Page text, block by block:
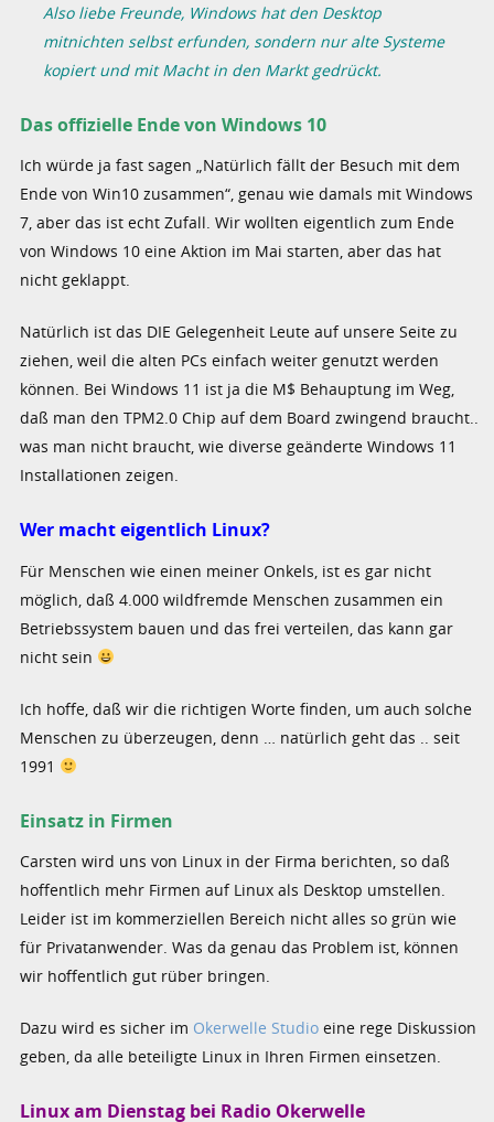
Also liebe Freunde, Windows hat den Desktop
mitnichten selbst erfunden, sondern nur alte Systeme
kopiert und mit Macht in den Markt gedrückt.
Das offizielle Ende von Windows 10
Ich würde ja fast sagen „Natürlich fällt der Besuch mit dem
Ende von Win10 zusammen“, genau wie damals mit Windows
7, aber das ist echt Zufall. Wir wollten eigentlich zum Ende
von Windows 10 eine Aktion im Mai starten, aber das hat
nicht geklappt.
Natürlich ist das DIE Gelegenheit Leute auf unsere Seite zu
ziehen, weil die alten PCs einfach weiter genutzt werden
können. Bei Windows 11 ist ja die M$ Behauptung im Weg,
daß man den TPM2.0 Chip auf dem Board zwingend braucht..
was man nicht braucht, wie diverse geänderte Windows 11
Installationen zeigen.
Wer macht eigentlich Linux?
Für Menschen wie einen meiner Onkels, ist es gar nicht
möglich, daß 4.000 wildfremde Menschen zusammen ein
Betriebssystem bauen und das frei verteilen, das kann gar
nicht sein
Ich hoffe, daß wir die richtigen Worte finden, um auch solche
Menschen zu überzeugen, denn … natürlich geht das .. seit
1991
Einsatz in Firmen
Carsten wird uns von Linux in der Firma berichten, so daß
hoffentlich mehr Firmen auf Linux als Desktop umstellen.
Leider ist im kommerziellen Bereich nicht alles so grün wie
für Privatanwender. Was da genau das Problem ist, können
wir hoffentlich gut rüber bringen.
Dazu wird es sicher im Okerwelle Studio eine rege Diskussion
geben, da alle beteiligte Linux in Ihren Firmen einsetzen.
Linux am Dienstag bei Radio Okerwelle